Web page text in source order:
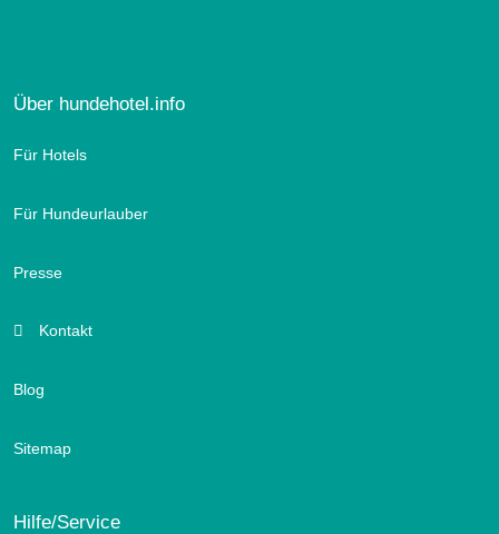
Über hundehotel.info
Für Hotels
Für Hundeurlauber
Presse
Kontakt
Blog
Sitemap
Hilfe/Service